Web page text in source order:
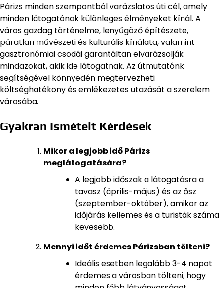
Párizs minden szempontból varázslatos úti cél, amely
minden látogatónak különleges élményeket kínál. A
város gazdag történelme, lenyűgöző építészete,
páratlan művészeti és kulturális kínálata, valamint
gasztronómiai csodái garantáltan elvarázsolják
mindazokat, akik ide látogatnak. Az útmutatónk
segítségével könnyedén megtervezheti
költséghatékony és emlékezetes utazását a szerelem
városába.
Gyakran Ismételt Kérdések
Mikor a legjobb idő Párizs
meglátogatására?
A legjobb időszak a látogatásra a
tavasz (április-május) és az ősz
(szeptember-október), amikor az
időjárás kellemes és a turisták száma
kevesebb.
Mennyi időt érdemes Párizsban tölteni?
Ideális esetben legalább 3-4 napot
érdemes a városban tölteni, hogy